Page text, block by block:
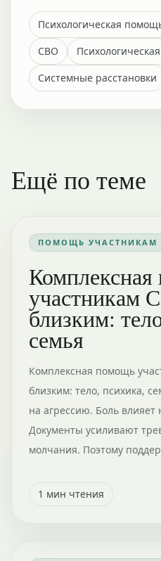
Психологическая
СВО
Системные расстановки
Ещё по теме
ПОМОЩЬ УЧАСТНИКАМ
участникам
близким:
семья
Комплексная помощь
близким: тело, психика,
на агрессию. Боль
Документы усиливают
молчания. Поэтому
1 мин чтения